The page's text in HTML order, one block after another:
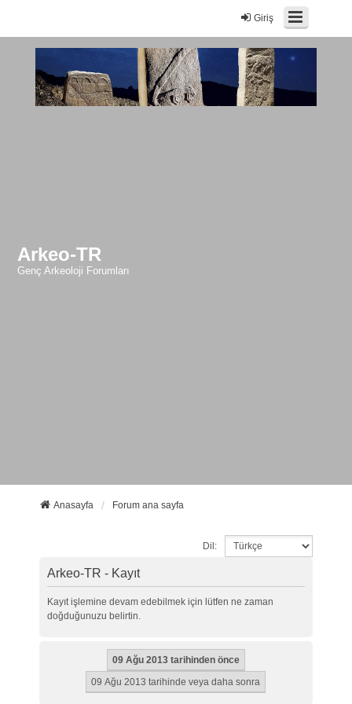
Giriş
Arkeo-TR
Genç Arkeoloji Forumları
Anasayfa Forum ana sayfa
Dil:
Arkeo-TR - Kayıt
Kayıt işlemine devam edebilmek için lütfen ne zaman
doğduğunuzu belirtin.